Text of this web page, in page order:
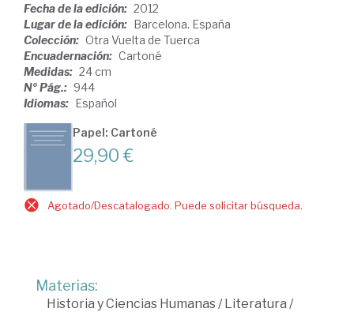
Fecha de la edición: 2012
Lugar de la edición: Barcelona. España
Colección: Otra Vuelta de Tuerca
Encuadernación: Cartoné
Medidas: 24 cm
Nº Pág.: 944
Idiomas: Español
Papel: Cartoné
29,90 €
Agotado/Descatalogado. Puede solicitar búsqueda.
Materias:
Historia y Ciencias Humanas/Literatura /